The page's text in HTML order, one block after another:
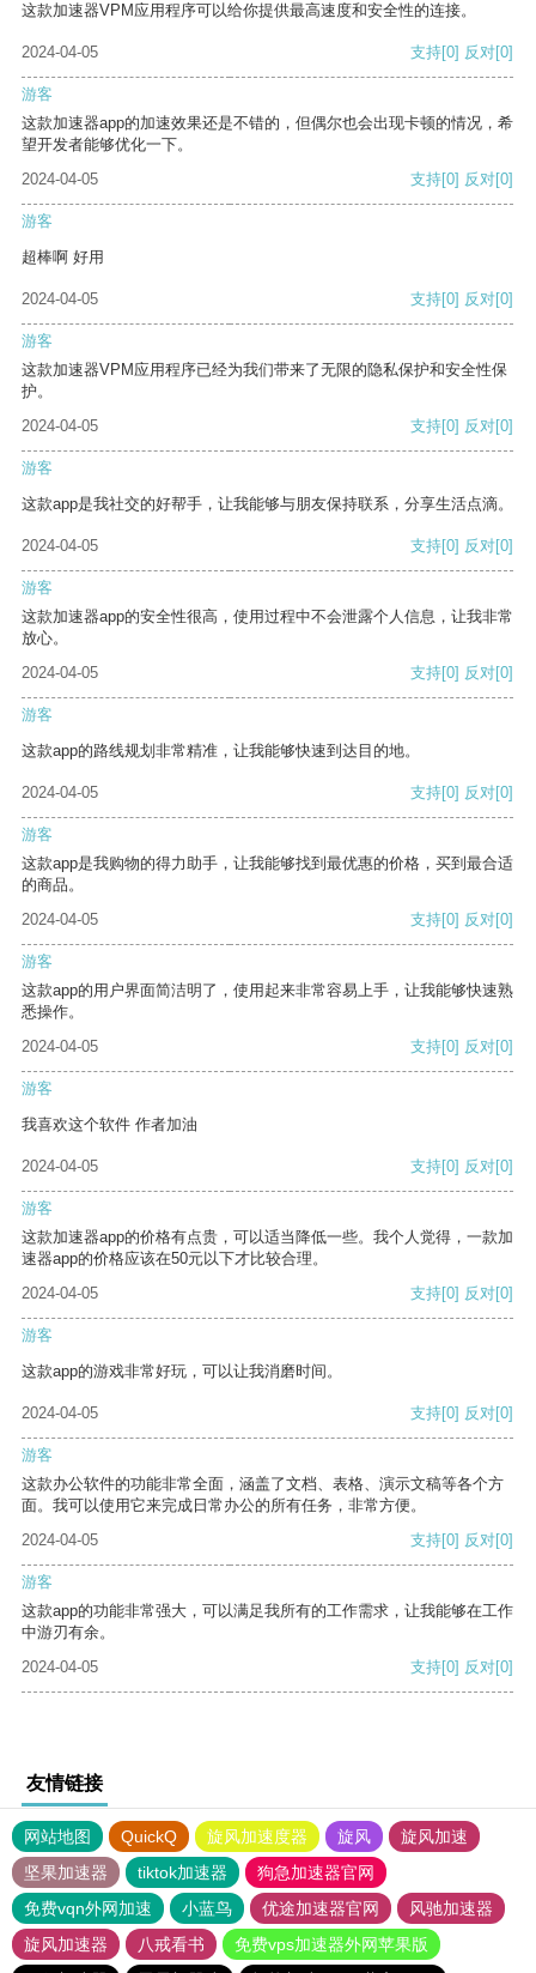
这款加速器VPM应用程序可以给你提供最高速度和安全性的连接。
2024-04-05 支持[0] 反对[0]
游客
这款加速器app的加速效果还是不错的，但偶尔也会出现卡顿的情况，希
望开发者能够优化一下。
2024-04-05
支持[0] 反对[0]
游客
超棒啊 好用
2024-04-05 支持[0] 反对[0]
游客
这款加速器VPM应用程序已经为我们带来了无限的隐私保护和安全性保
护。
2024-04-05
支持[0] 反对[0]
游客
这款app是我社交的好帮手，让我能够与朋友保持联系，分享生活点滴。
2024-04-05 支持[0] 反对[0]
游客
这款加速器app的安全性很高，使用过程中不会泄露个人信息，让我非常
放心。
2024-04-05
支持[0] 反对[0]
游客
这款app的路线规划非常精准，让我能够快速到达目的地。
2024-04-05 支持[0] 反对[0]
游客
这款app是我购物的得力助手，让我能够找到最优惠的价格，买到最合适
的商品。
2024-04-05
支持[0] 反对[0]
游客
这款app的用户界面简洁明了，使用起来非常容易上手，让我能够快速熟
悉操作。
2024-04-05
支持[0] 反对[0]
游客
我喜欢这个软件 作者加油
2024-04-05 支持[0] 反对[0]
游客
这款加速器app的价格有点贵，可以适当降低一些。我个人觉得，一款加
速器app的价格应该在50元以下才比较合理。
2024-04-05
支持[0] 反对[0]
游客
这款app的游戏非常好玩，可以让我消磨时间。
2024-04-05 支持[0] 反对[0]
游客
这款办公软件的功能非常全面，涵盖了文档、表格、演示文稿等各个方
面。我可以使用它来完成日常办公的所有任务，非常方便。
2024-04-05
支持[0] 反对[0]
游客
这款app的功能非常强大，可以满足我所有的工作需求，让我能够在工作
中游刃有余。
2024-04-05
支持[0] 反对[0]
友情链接
网站地图 QuickQ 旋风加速度器 旋风
旋风加速
坚果加速器
tiktok加速器
狗急加速器官网
免费vqn外网加速
小蓝鸟 优途加速器官网
风驰加速器
旋风加速器
八戒看书
免费vps加速器外网苹果版